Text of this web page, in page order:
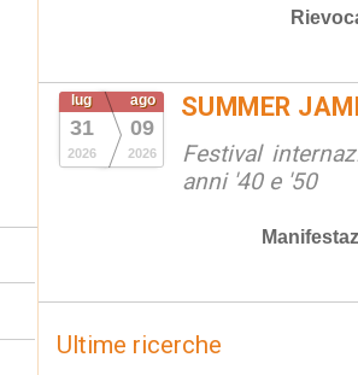
lug
31
2026
ago
09
2026
SUMMER
Festival
anni '40 e '50
Ultime ricerche